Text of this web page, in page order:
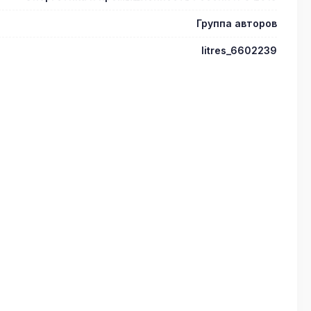
Группа авторов
litres_6602239